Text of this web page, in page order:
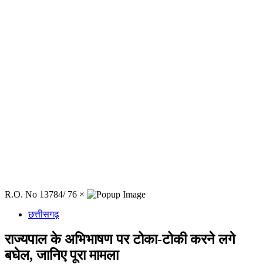
R.O. No 13784/ 76 ×
छत्तीसगढ़
राज्यपाल के अभिभाषण पर टोका-टोकी करने लगे
बघेल, जानिए पूरा मामला